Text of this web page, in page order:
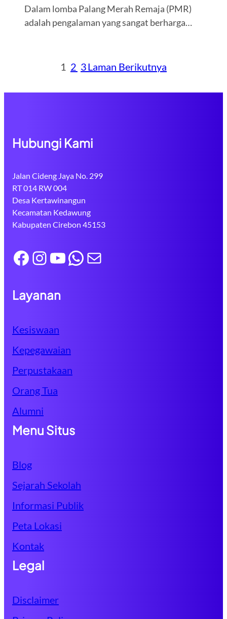
Dalam lomba Palang Merah Remaja (PMR)
adalah pengalaman yang sangat berharga…
1 2 3Laman Berikutnya
Hubungi Kami
Jalan Cideng Jaya No. 299
RT 014 RW 004
Desa Kertawinangun
Kecamatan Kedawung
Kabupaten Cirebon 45153
Facebook Instagram YouTube WhatsApp Mail
Layanan
Kesiswaan
Kepegawaian
Perpustakaan
Orang Tua
Alumni
Menu Situs
Blog
Sejarah Sekolah
Informasi Publik
Peta Lokasi
Kontak
Legal
Disclaimer